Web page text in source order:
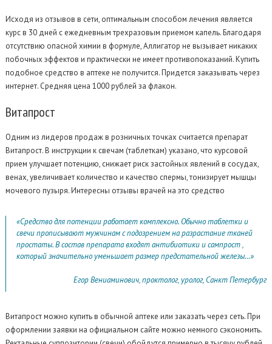
Исходя из отзывов в сети, оптимальным способом лечения является
курс в 30 дней с ежедневным трехразовым приемом капель. Благодаря
отсутствию опасной химии в формуле, Аллигатор не вызывает никаких
побочных эффектов и практически не имеет противопоказаний. Купить
подобное средство в аптеке не получится. Придется заказывать через
интернет. Средняя цена 1000 рублей за флакон.
Витапрост
Одним из лидеров продаж в розничных точках считается препарат
Витапрост. В инструкции к свечам (таблеткам) указано, что курсовой
прием улучшает потенцию, снижает риск застойных явлений в сосудах,
венах, увеличивает количество и качество спермы, тонизирует мышцы
мочевого пузыря. Интересны отзывы врачей на это средство
«Средство для потенции работает комплексно. Обычно таблетки и
свечи прописывают мужчинам с подозрением на разрастание тканей
простаты. В состав препарата входят антибиотики и сампрост ,
который значительно уменьшает размер предстательной железы…»
Егор Вениаминович, проктолог, уролог, Санкт Петербург
Витапрост можно купить в обычной аптеке или заказать через сеть. При
оформлении заявки на официальном сайте можно немного сэкономить.